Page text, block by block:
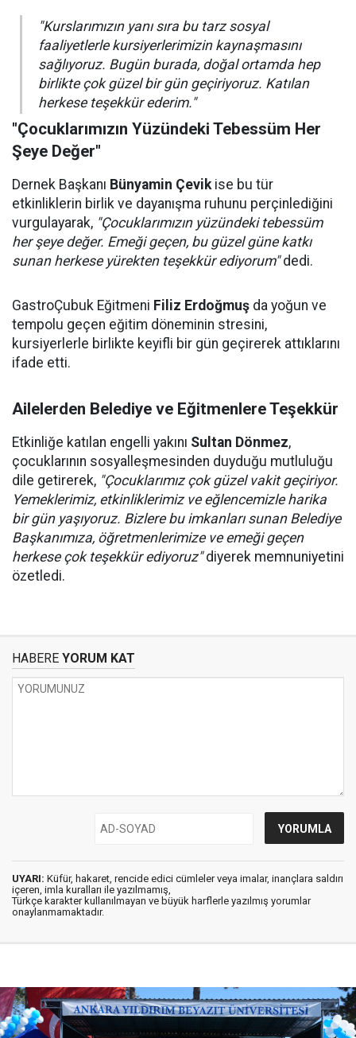
"Kurslarımızın yanı sıra bu tarz sosyal
faaliyetlerle kursiyerlerimizin kaynaşmasını
sağlıyoruz. Bugün burada, doğal ortamda hep
birlikte çok güzel bir gün geçiriyoruz. Katılan
herkese teşekkür ederim."
"Çocuklarımızın Yüzündeki Tebessüm Her
Şeye Değer"
Dernek Başkanı Bünyamin Çevikise bu tür
etkinliklerin birlik ve dayanışma ruhunu perçinlediğini
vurgulayarak, "Çocuklarımızın yüzündeki tebessüm
her şeye değer. Emeği geçen, bu güzel güne katkı
sunan herkese yürekten teşekkür ediyorum"dedi.
GastroÇubuk Eğitmeni Filiz Erdoğmuş da yoğun ve
tempolu geçen eğitim döneminin stresini,
kursiyerlerle birlikte keyifli bir gün geçirerek attıklarını
ifade etti.
Ailelerden Belediye ve Eğitmenlere Teşekkür
Etkinliğe katılan engelli yakını Sultan Dönmez,
çocuklarının sosyalleşmesinden duyduğu mutluluğu
dile getirerek, "Çocuklarımız çok güzel vakit geçiriyor.
Yemeklerimiz, etkinliklerimiz ve eğlencemizle harika
bir gün yaşıyoruz. Bizlere bu imkanları sunan Belediye
Başkanımıza, öğretmenlerimize ve emeği geçen
herkese çok teşekkür ediyoruz"diyerek memnuniyetini
özetledi.
HABERE YORUM KAT
UYARI: Küfür, hakaret, rencide edici cümleler veya imalar, inançlara saldırı
içeren, imla kuralları ile yazılmamış,
Türkçe karakter kullanılmayan ve büyük harflerle yazılmış yorumlar
onaylanmamaktadır.